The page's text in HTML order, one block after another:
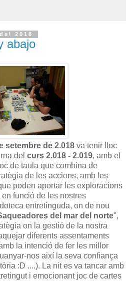
2018
abajo
setembre de 2.018 va tenir lloc
del curs 2.018 - 2.019, amb el
de taula que combina de
de les accions, amb les
poden aportar les exploracions
funció de les nostres
entretinguda, on de nou
del mar del norte",
on la gestió de la nostra
diferents assentaments
la intenció de fer les millor
nos així la seva confiança
:D ....). La nit es va tancar amb
i emocionant joc de cartes